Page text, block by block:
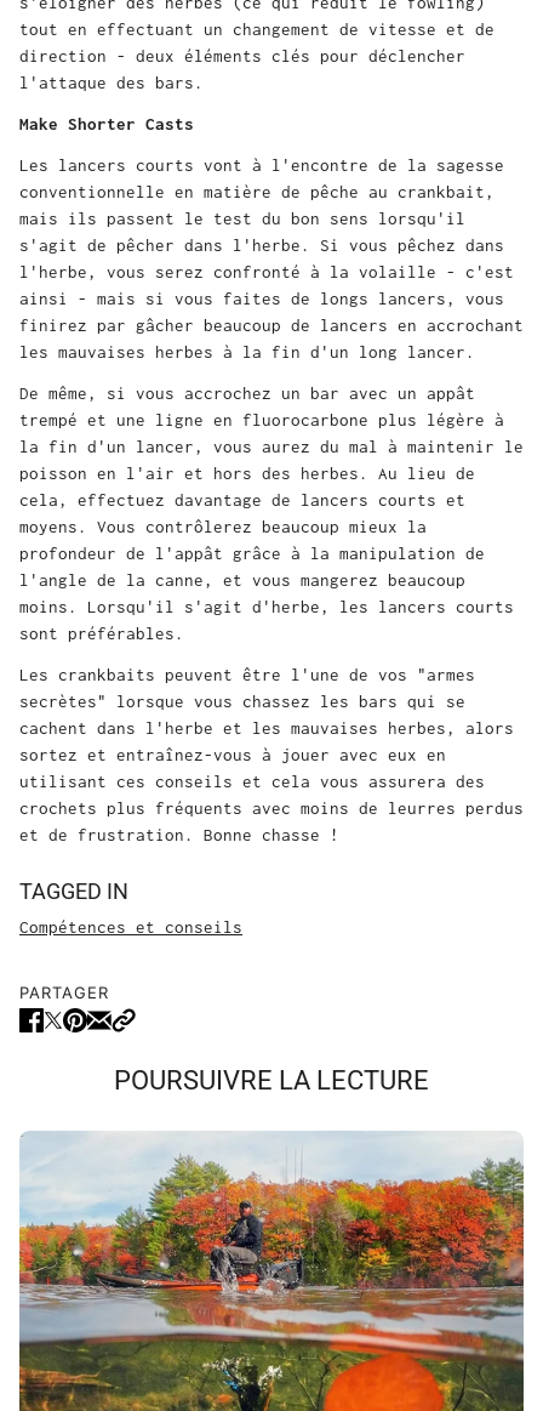
tout en effectuant un changement de vitesse et de
direction - deux éléments clés pour déclencher
l'attaque des bars.
Make Shorter Casts
Les lancers courts vont à l'encontre de la sagesse
conventionnelle en matière de pêche au crankbait,
mais ils passent le test du bon sens lorsqu'il
s'agit de pêcher dans l'herbe. Si vous pêchez dans
l'herbe, vous serez confronté à la volaille - c'est
ainsi - mais si vous faites de longs lancers, vous
finirez par gâcher beaucoup de lancers en accrochant
les mauvaises herbes à la fin d'un long lancer.
De même, si vous accrochez un bar avec un appât
trempé et une ligne en fluorocarbone plus légère à
la fin d'un lancer, vous aurez du mal à maintenir le
poisson en l'air et hors des herbes. Au lieu de
cela, effectuez davantage de lancers courts et
moyens. Vous contrôlerez beaucoup mieux la
profondeur de l'appât grâce à la manipulation de
l'angle de la canne, et vous mangerez beaucoup
moins. Lorsqu'il s'agit d'herbe, les lancers courts
sont préférables.
Les crankbaits peuvent être l'une de vos "armes
secrètes" lorsque vous chassez les bars qui se
cachent dans l'herbe et les mauvaises herbes, alors
sortez et entraînez-vous à jouer avec eux en
utilisant ces conseils et cela vous assurera des
crochets plus fréquents avec moins de leurres perdus
et de frustration. Bonne chasse !
TAGGED IN
Compétences et conseils
PARTAGER
POURSUIVRE LA LECTURE